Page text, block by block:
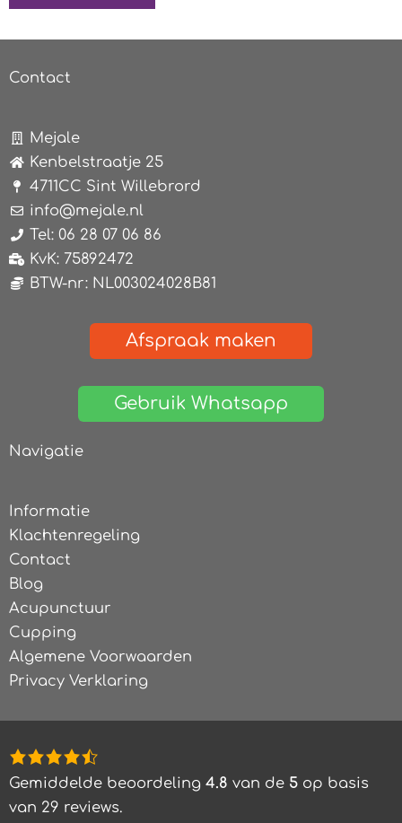
Contact
Mejale
Kenbelstraatje 25
4711CC Sint Willebrord
info@mejale.nl
Tel: 06 28 07 06 86
KvK: 75892472
BTW-nr: NL003024028B81
Afspraak maken
Gebruik Whatsapp
Navigatie
Informatie
Klachtenregeling
Contact
Blog
Acupunctuur
Cupping
Algemene Voorwaarden
Privacy Verklaring
4,8
rating
based
Gemiddelde beoordeling 4.8 van de 5 op basis
van 29 reviews.